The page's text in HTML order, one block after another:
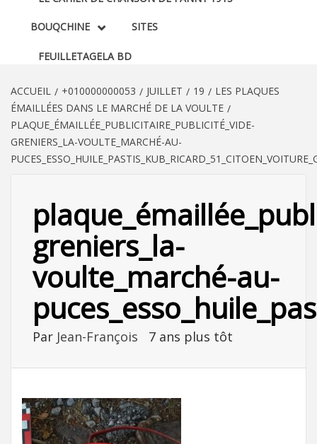
BOUQCHINE
FEUILLETAGELA BD
SITES
ACCUEIL +010000000053 JUILLET 19
LES PLAQUES
ÉMAILLÉES DANS LE MARCHÉ DE LA VOULTE
PLAQUE_ÉMAILLÉE_PUBLICITAIRE_PUBLICITÉ_VIDE-
GRENIERS_LA-VOULTE_MARCHÉ-AU-
greniers_la-
voulte_marché-au-
Par Jean-François 7 ans plus tôt